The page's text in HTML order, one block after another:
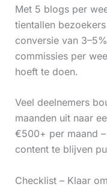
Met 5 blogs per
tientallen
conversie van
commissies per
hoeft te doen.
Veel deelnemers
maanden uit naar
€500+ per maand
content te blijven
Checklist – Klaar